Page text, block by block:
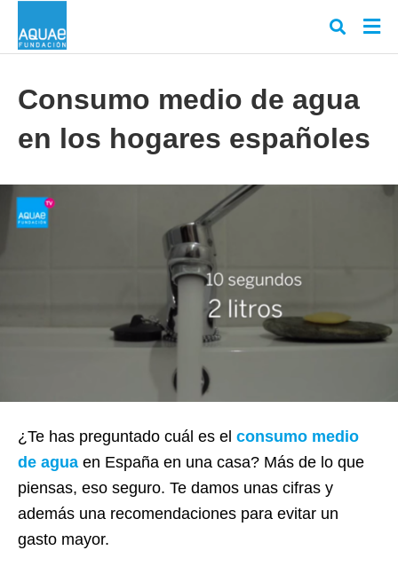
y
Consumo medio de agua
en los hogares españoles
¿Te has preguntado cuál es el consumo medio
de agua en España en una casa? Más de lo que
piensas, eso seguro. Te damos unas cifras y
además una recomendaciones para evitar un
gasto mayor.